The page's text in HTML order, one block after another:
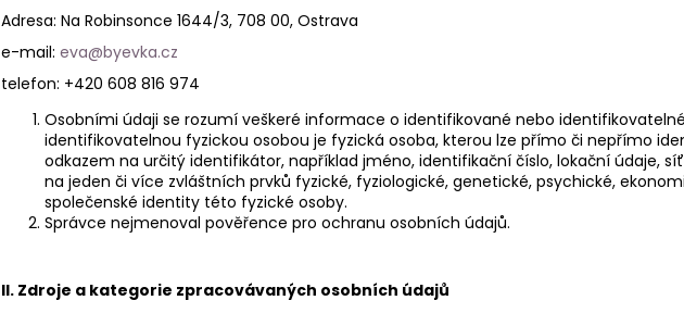
Adresa: Na Robinsonce 1644/3, 708 00, Ostrava
e-mail: eva@byevka.cz
telefon: +420 608 816 974
Osobními údaji se rozumí veškeré informace o identifikované nebo
identifikovatelnou fyzickou osobou je fyzická osoba, kterou lze přímo či nepřímo
odkazem na určitý identifikátor, například jméno, identifikační číslo, lokační údaje,
na jeden či více zvláštních prvků fyzické, fyziologické, genetické, psychické,
společenské identity této fyzické osoby.
Správce nejmenoval pověřence pro ochranu osobních údajů.
II. Zdroje a kategorie zpracovávaných osobních údajů